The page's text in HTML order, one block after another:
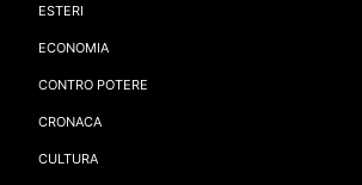
ESTERI
ECONOMIA
CONTRO POTERE
CRONACA
CULTURA